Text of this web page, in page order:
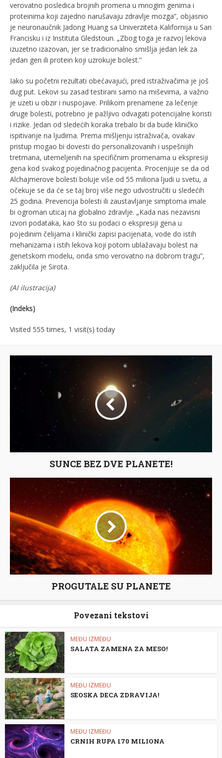
verovatno posledica brojnih promena u mnogim genima i
proteinima koji zajedno narušavaju zdravlje mozga”, objasnio
je neuronaučnik Jadong Huang sa Univerziteta Kalifornija u San
Francisku i iz Instituta Gledstoun. „Zbog toga je razvoj lekova
izuzetno izazovan, jer se tradicionalno smišlja jedan lek za
jedan gen ili protein koji uzrokuje bolest.”
Iako su početni rezultati obećavajući, pred istraživačima je još
dug put. Lekovi su zasad testirani samo na miševima, a važno
je uzeti u obzir i nuspojave. Prilikom prenamene za lečenje
druge bolesti, potrebno je pažljivo odvagati potencijalne koristi
i rizike. Jedan od sledećih koraka trebalo bi da bude kliničko
ispitivanje na ljudima. Prema mišljenju istraživača, ovakav
pristup mogao bi dovesti do personalizovanih i uspešnijih
tretmana, utemeljenih na specifičnim promenama u ekspresiji
gena kod svakog pojedinačnog pacijenta. Procenjuje se da od
Alchajmerove bolesti boluje više od 55 miliona ljudi u svetu, a
očekuje se da će se taj broj više nego udvostručiti u sledećih
25 godina. Prevencija bolesti ili zaustavljanje simptoma imale
bi ogroman uticaj na globalno zdravlje. „Kada nas nezavisni
izvori podataka, kao što su podaci o ekspresiji gena u
pojedinim čelijama i klinički zapisi pacijenata, vode do istih
mehanizama i istih lekova koji potom ublažavaju bolest na
genetskom modelu, onda smo verovatno na dobrom tragu”,
zaključila je Sirota.
(AI ilustracija)
(Indeks)
Visited 555 times, 1 visit(s) today
SUNCE BEZ DVE PLANETE!
PROGUTALE SU PLANETE
Povezani tekstovi
MEĐU IZMEĐU
SALATA ZAMENA ZA MESO!
MEĐU IZMEĐU
SEOSKA DECA ZDRAVIJA!
MEĐU IZMEĐU
CRNIH RUPA 170 MILIONA